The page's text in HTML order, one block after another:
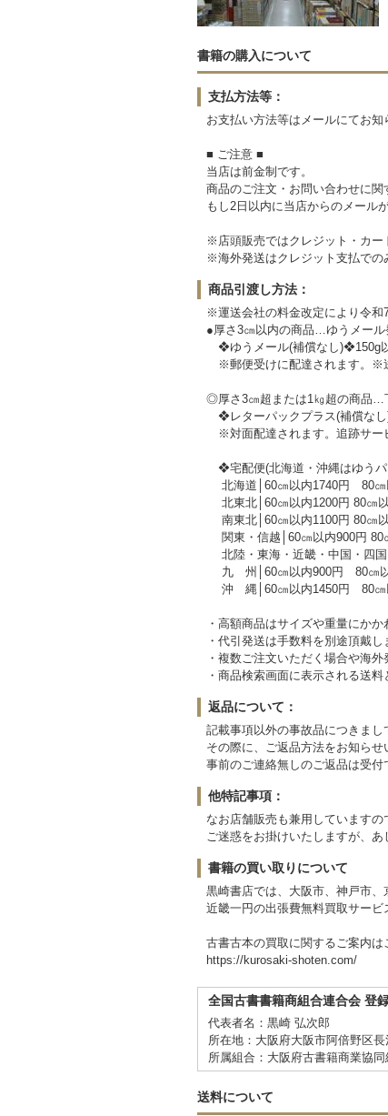
書籍の購入について
支払方法等：
お支払い方法等はメールにてお
■ ご注意 ■
当店は前金制です。
商品のご注文・お問い合わせに関
もし2日以内に当店からのメール
※店頭販売ではクレジット・カー
※海外発送はクレジット支払での
商品引渡し方法：
※運送会社の料金改定により令和
●厚さ3㎝以内の商品…ゆうメール
❖ゆうメール(補償なし)❖150g
※郵便受けに配達されます。※
◎厚さ3㎝超または1㎏超の商品…
❖レターパックプラス(補償な
※対面配達されます。追跡サー
❖宅配便(北海道・沖縄はゆう
北海道│60㎝以内1740円 80㎝
北東北│60㎝以内1200円 80㎝
南東北│60㎝以内1100円 80㎝
関東・信越│60㎝以内900円 80
北陸・東海・近畿・中国・四国
九 州│60㎝以内900円 80㎝以
沖 縄│60㎝以内1450円 80㎝以
・高額商品はサイズや重量にか
・代引発送は手数料を別途頂戴
・複数ご注文いただく場合や海
・商品検索画面に表示される送
返品について：
記載事項以外の事故品につきまし
その際に、ご返品方法をお知らせ
事前のご連絡無しのご返品は受付
他特記事項：
なお店舗販売も兼用していますの
ご迷惑をお掛けいたしますが、あ
書籍の買い取りについて
黒崎書店では、大阪市、神戸市、
近畿一円の出張費無料買取サービ
古書古本の買取に関するご案内は
https://kurosaki-shoten.com/
全国古書書籍商組合連合会 登
代表者名：黒崎 弘次郎
所在地：大阪府大阪市阿倍野区
所属組合：大阪府古書籍商業協同
送料について